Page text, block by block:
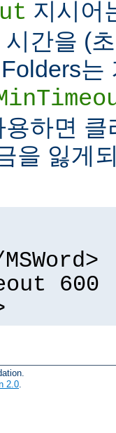
지시어
시간을 (
는
하면
을 잃게
600
2.0